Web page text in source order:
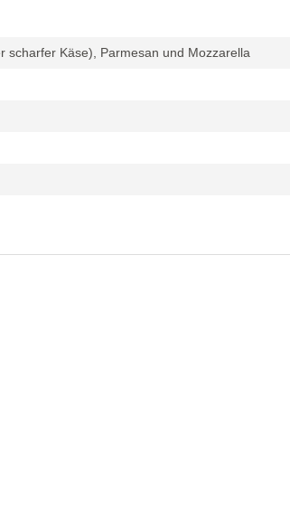
scharfer Käse), Parmesan und Mozzarella